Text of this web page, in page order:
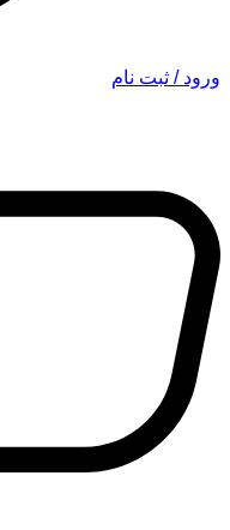
ورود / ثبت نام